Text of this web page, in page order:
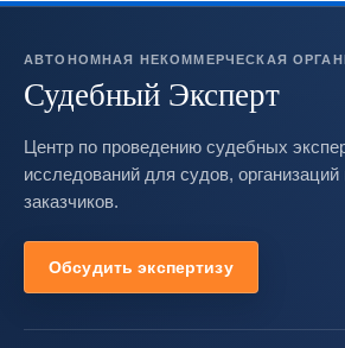
АВТОНОМНАЯ НЕКОММЕРЧЕСКАЯ
Судебный Эксперт
Центр по проведению судебных
исследований для судов,
заказчиков.
Обсудить экспертизу